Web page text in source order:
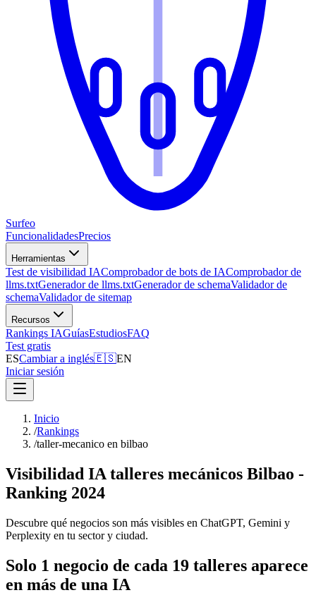
Surfeo
FuncionalidadesPrecios
Herramientas
Test de visibilidad IAComprobador de bots de IAComprobador de
llms.txtGenerador de llms.txtGenerador de schemaValidador de
schemaValidador de sitemap
Recursos
Rankings IAGuíasEstudiosFAQ
Test gratis
ESCambiar a inglés🇪🇸EN
Iniciar sesión
Inicio
/Rankings
/taller-mecanico en bilbao
Visibilidad IA talleres mecánicos Bilbao -
Ranking 2024
Descubre qué negocios son más visibles en ChatGPT, Gemini y
Perplexity en tu sector y ciudad.
Solo 1 negocio de cada 19 talleres aparece
en más de una IA